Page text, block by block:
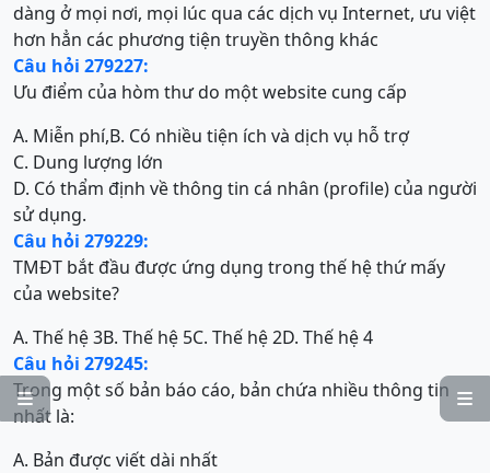


dàng ở mọi nơi, mọi lúc qua các dịch vụ Internet, ưu việt
hơn hẳn các phương tiện truyền thông khác
Câu hỏi 279227:
Ưu điểm của hòm thư do một website cung cấp
A. Miễn phí,B. Có nhiều tiện ích và dịch vụ hỗ trợ
C. Dung lượng lớn
D. Có thẩm định về thông tin cá nhân (profile) của người
sử dụng.
Câu hỏi 279229:
TMĐT bắt đầu được ứng dụng trong thế hệ thứ mấy
của website?
A. Thế hệ 3B. Thế hệ 5C. Thế hệ 2D. Thế hệ 4
Câu hỏi 279245:
Trong một số bản báo cáo, bản chứa nhiều thông tin
nhất là:
A. Bản được viết dài nhất